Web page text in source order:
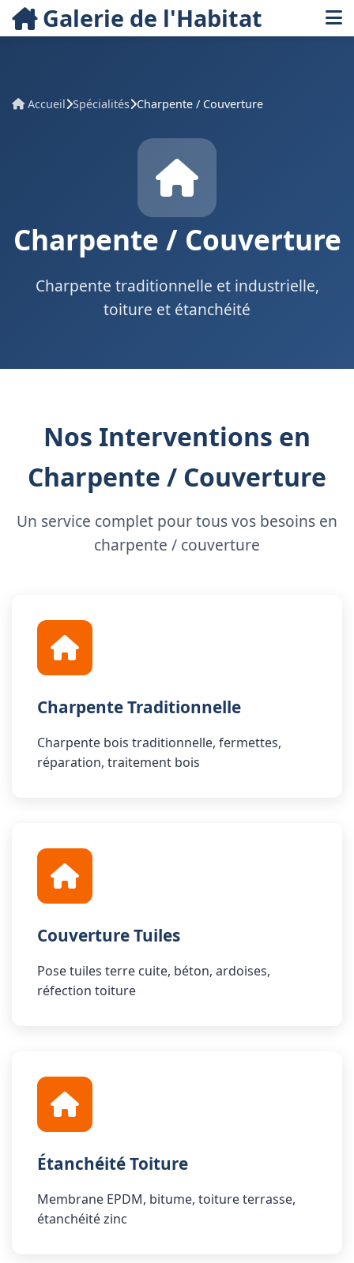
Galerie de l'Habitat
Accueil Spécialités Charpente / Couverture
Charpente / Couverture
Charpente traditionnelle et industrielle,
toiture et étanchéité
Nos Interventions en
Charpente / Couverture
Un service complet pour tous vos besoins en
charpente / couverture
Charpente Traditionnelle
Charpente bois traditionnelle, fermettes,
réparation, traitement bois
Couverture Tuiles
Pose tuiles terre cuite, béton, ardoises,
réfection toiture
Étanchéité Toiture
Membrane EPDM, bitume, toiture terrasse,
étanchéité zinc